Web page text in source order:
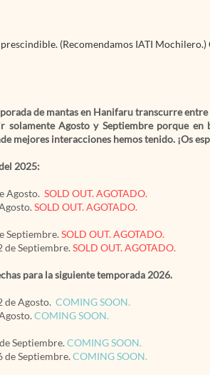
(Recomendamos IATI
de mantas en Hanifaru transcurre
solamente Agosto y Septiembre porqueen
mejores interacciones hemos tenido. ¡Os
2025:
Agosto. SOLD OUT. AGOTADO.
SOLD OUT. AGOTADO.
Septiembre.SOLD OUT. AGOTADO.
de Septiembre.SOLD OUT. AGOTADO.
para la siguiente temporada 2026.
de Agosto. COMING SOON.
COMING SOON.
Septiembre.COMING SOON.
de Septiembre.COMING SOON.